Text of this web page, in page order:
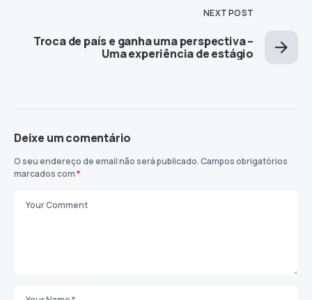
NEXT POST
Troca de país e ganha uma perspectiva –
Uma experiência de estágio
Deixe um comentário
O seu endereço de email não será publicado.Campos obrigatórios
marcados com*